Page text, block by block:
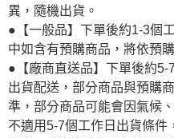
異，隨機出貨。
●【一般品】下單後約1-3個
中如含有預購商品，將依預
●【廠商直送品】下單後約
出貨配送，部分商品與預購
準，部分商品可能會因氣候
不適用5-7個工作日出貨條件